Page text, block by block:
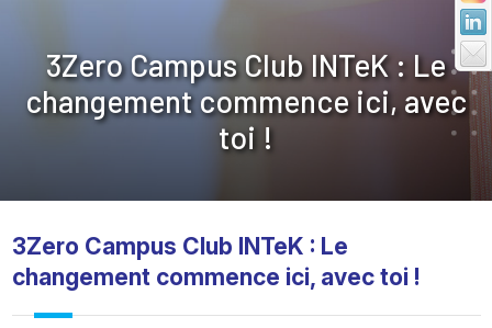
3Zero Campus Club INTeK : Le
changement commence ici, avec
toi !
3Zero Campus Club INTeK : Le
changement commence ici, avec toi !